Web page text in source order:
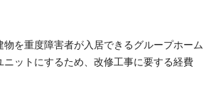
物を重度障害者が入居できるグループホーム
ニットにするため、改修工事に要する経費